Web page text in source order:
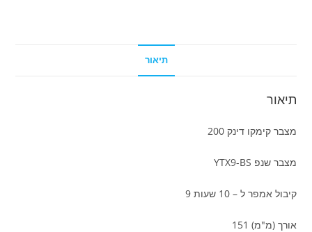
תיאור
תיאור
מצבר קימקו דינק 200
מצבר שנפ YTX9-BS
קיבול אמפר ל – 10 שעות 9
אורך (מ"מ) 151